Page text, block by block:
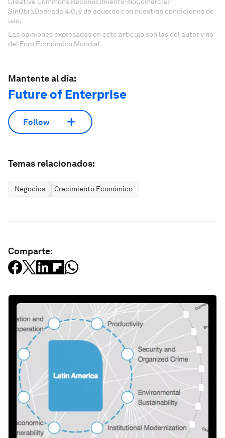
SinObraDerivada 4.0, y de acuerdo con nuestras condiciones de
uso.
Las opiniones expresadas en este artículo son las del autor y no
del Foro Económico Mundial.
Mantente al día:
Future of Enterprise
Follow
Temas relacionados:
Negocios Crecimiento Económico
Comparte: